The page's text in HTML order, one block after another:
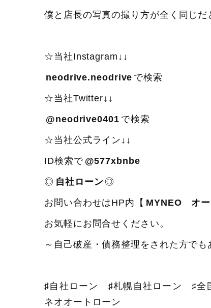
僕と店長の写真の撮り方が全く同じ
☆当社Instagram↓↓
neodrive.neodrive で検索
☆当社Twitter↓↓
@neodrive0401 で検索
☆当社公式ライン↓↓
ID検索で @577xbnbe
◎ 自社ローン ◎
お問い合わせはHP内【 MYNEO オー
お気軽にお問合せください。
～自己破産・債務整理をされた方で
♯自社ローン ♯札幌自社ローン ♯全
ネオオートローン